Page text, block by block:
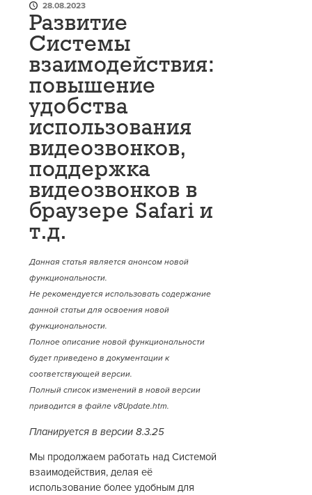
28.08.2023
Развитие
Системы
взаимодействия:
повышение
удобства
использования
видеозвонков,
поддержка
видеозвонков в
браузере Safari и
т.д.
Данная статья является анонсом новой
функциональности.
Не рекомендуется использовать содержание
данной статьи для освоения новой
функциональности.
Полное описание новой функциональности
будет приведено в документации к
соответствующей версии.
Полный список изменений в новой версии
приводится в файле v8Update.htm.
Планируется в версии 8.3.25
Мы продолжаем работать над Системой
взаимодействия, делая её
использование более удобным для